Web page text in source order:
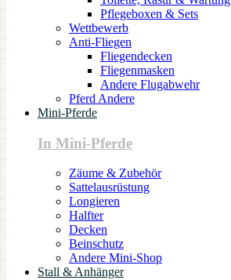
Pflegeboxen & Sets
Wettbewerb
Anti-Fliegen
Fliegendecken
Fliegenmasken
Andere Flugabwehr
Pferd Andere
Mini-Pferde
In Mini-Pferde
Zäume & Zubehör
Sattelausrüstung
Longieren
Halfter
Decken
Beinschutz
Andere Mini-Shop
Stall & Anhänger